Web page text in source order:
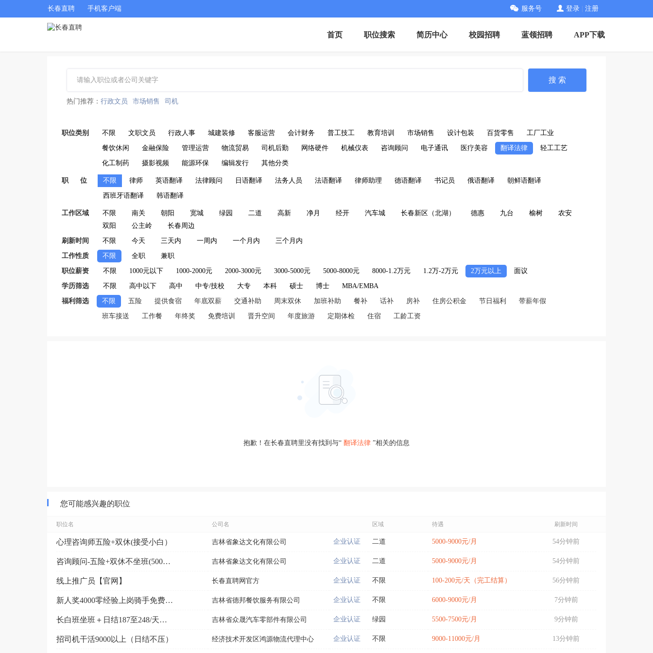
长春直聘 手机客户端 服务号 登录 注册
首页 职位搜索 简历中心 校园招聘 蓝领招聘 APP下载
搜 索
热门推荐： 行政文员 市场销售 司机
职位类别 不限 文职文员 行政人事 城建装修 客服运营 会计财务 普工技工 教育培训 市场销售 设计包装 百货零售 工厂工业
餐饮休闲 金融保险 管理运营 物流贸易 司机后勤 网络硬件 机械仪表 咨询顾问 电子通讯 医疗美容 翻译法律 轻工工艺
化工制药 摄影视频 能源环保 编辑发行 其他分类
职 位 不限 律师 英语翻译 法律顾问 日语翻译 法务人员 法语翻译 律师助理 德语翻译 书记员 俄语翻译 朝鲜语翻译
西班牙语翻译 韩语翻译
工作区域 不限 南关 朝阳 宽城 绿园 二道 高新 净月 经开 汽车城 长春新区（北湖） 德惠 九台 榆树
农安
双阳
公主岭 长春周边
刷新时间 不限 今天 三天内 一周内 一个月内 三个月内
工作性质 不限 全职 兼职
职位薪资 不限 1000元以下 1000-2000元 2000-3000元 3000-5000元 5000-8000元 8000-1.2万元 1.2万-2万元 2万元以上 面议
学历筛选 不限 高中以下 高中 中专/技校 大专 本科 硕士 博士 MBA/EMBA
福利筛选 不限 五险 提供食宿 年底双薪 交通补助 周末双休 加班补助 餐补 话补 房补 住房公积金 节日福利 带薪年假
班车接送 工作餐 年终奖 免费培训 晋升空间 年度旅游 定期体检 住宿 工龄工资
抱歉！在长春直聘里没有找到与“ 翻译法律 ”相关的信息
您可能感兴趣的职位
职位名 公司名 区域 待遇 刷新时间
心理咨询师五险+双休(接受小白） 吉林省象达文化有限公司 企业认证 二道 5000-9000元/月 54分钟前
咨询顾问-五险+双休不坐班(5000-9000元） 吉林省象达文化有限公司 企业认证 二道 5000-9000元/月 54分钟前
线上推广员【官网】 长春直聘网官方 企业认证 不限 100-200元/天（完工结算） 56分钟前
新人奖4000零经验上岗骑手免费用车 吉林省德邦餐饮服务有限公司 企业认证 不限 6000-9000元/月 7分钟前
长白班坐班＋日结187至248/天＋月薪5500加电... 吉林省众晟汽车零部件有限公司 企业认证 绿园 5500-7500元/月 9分钟前
招司机干活9000以上（日结不压） 经济技术开发区鸿源物流代理中心 企业认证 不限 9000-11000元/月 13分钟前